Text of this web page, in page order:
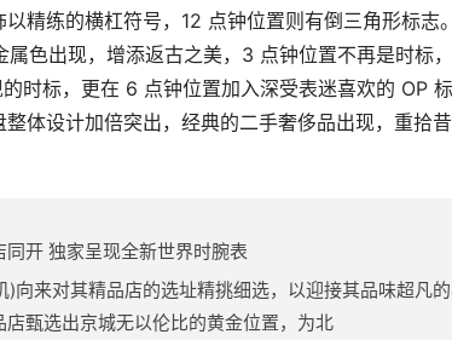
精练的横杠符号，12 点钟位置则有倒三角形标志
属色出现，增添返古之美，3 点钟位置不再是时标
时标，更在 6 点钟位置加入深受表迷喜欢的 OP
体设计加倍突出，经典的二手奢侈品出现，重拾
同开 独家呈现全新世界时腕表
)向来对其精品店的选址精挑细选，以迎接其品味超凡
店甄选出京城无以伦比的黄金位置，为北